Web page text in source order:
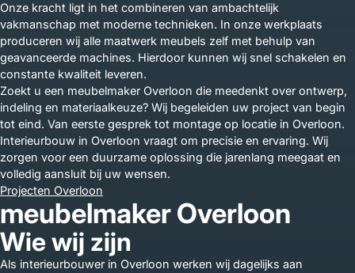
Onze kracht ligt in het combineren van ambachtelijk
vakmanschap met moderne technieken. In onze werkplaats
produceren wij alle maatwerk meubels zelf met behulp van
geavanceerde machines. Hierdoor kunnen wij snel schakelen en
constante kwaliteit leveren.
Zoekt u een meubelmaker Overloon die meedenkt over ontwerp,
indeling en materiaalkeuze? Wij begeleiden uw project van begin
tot eind. Van eerste gesprek tot montage op locatie in Overloon.
Interieurbouw in Overloon vraagt om precisie en ervaring. Wij
zorgen voor een duurzame oplossing die jarenlang meegaat en
volledig aansluit bij uw wensen.
Projecten Overloon
meubelmaker Overloon
Wie wij zijn
Als interieurbouwer in Overloon werken wij dagelijks aan